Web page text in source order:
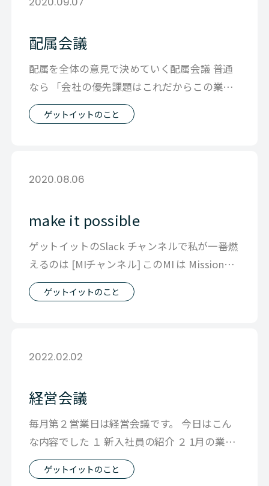
配属会議
配属を全体の意見で決めていく配属会議 普通
なら 「会社の優先課題はこれだからこの業務
をやってください 以上」 と一方的に
ゲットイットのこと
2020.08.06
make it possible
ゲットイットのSlack チャンネルで私が一番燃
えるのは [MIチャンネル] このMI は Mission
Imposs
ゲットイットのこと
2022.02.02
経営会議
毎月第２営業日は経営会議です。 今日はこん
な内容でした １ 新入社員の紹介 ２ 1月の業績
速報サマリー ３ FY22に向
ゲットイットのこと